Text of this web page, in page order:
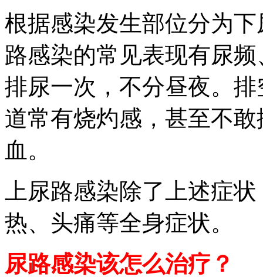
根据感染发生部位分为
路感染的常见表现有尿
排尿一次，不分昼夜。
道常有烧灼感，甚至不
血。
上尿路感染除了上述症
热、头痛等全身症状。
尿路感染该怎么治疗？